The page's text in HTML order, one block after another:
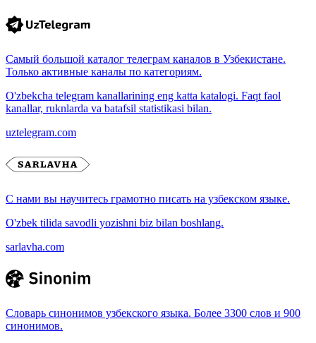
Самый большой каталог телеграм каналов в Узбекистане.
Только активные каналы по категориям.
O'zbekcha telegram kanallarining eng katta katalogi. Faqt faol
kanallar, ruknlarda va batafsil statistikasi bilan.
uztelegram.com
С нами вы научитесь грамотно писать на узбекском языке.
O'zbek tilida savodli yozishni biz bilan boshlang.
sarlavha.com
Словарь синонимов узбекского языка. Более 3300 слов и 900
синонимов.